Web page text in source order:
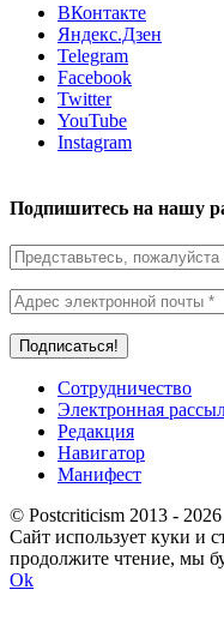
ВКонтакте
Яндекс.Дзен
Telegram
Facebook
Twitter
YouTube
Instagram
Подпишитесь на нашу
Сотрудничество
Электронная
Редакция
Навигатор
Манифест
© Postcriticism 2013 - 2026
Сайт использует куки и
продолжите чтение, мы
Ok